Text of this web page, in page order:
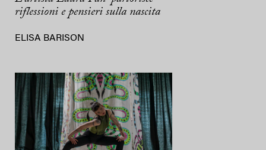
riflessioni e pensieri sulla nascita
ELISA BARISON